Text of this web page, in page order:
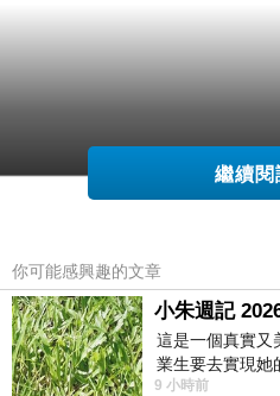
繼續閱
你可能感興趣的文章
這是一個真實又
業生要去實現她
情況下，靠著自
9 小時前